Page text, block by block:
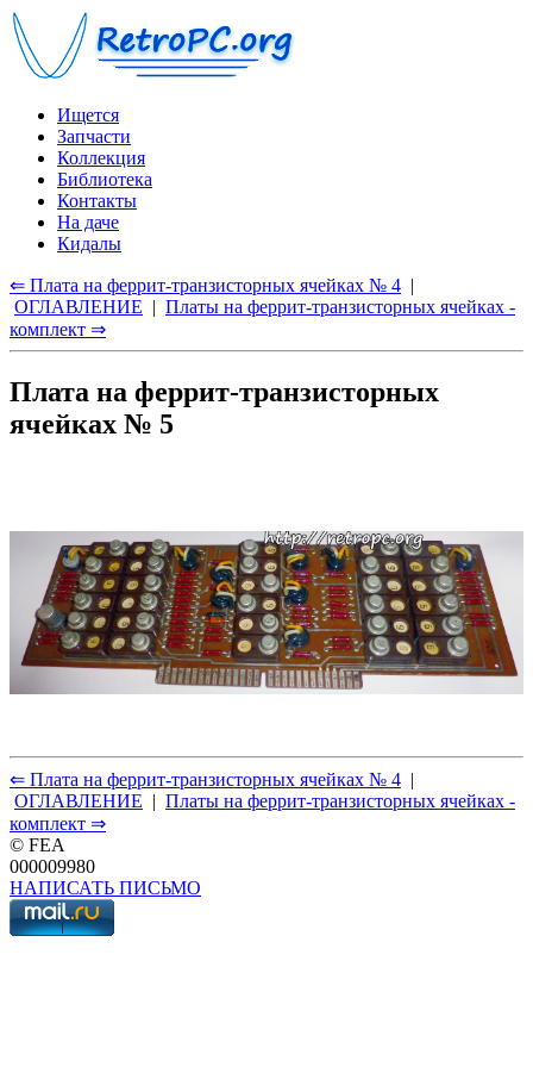
Ищется
Запчасти
Коллекция
Библиотека
Контакты
На даче
Кидалы
⇐ Плата на феррит-транзисторных ячейках № 4 |
ОГЛАВЛЕНИЕ | Платы на феррит-транзисторных ячейках -
комплект ⇒
Плата на феррит-транзисторных
ячейках № 5
⇐ Плата на феррит-транзисторных ячейках № 4 |
ОГЛАВЛЕНИЕ | Платы на феррит-транзисторных ячейках -
комплект ⇒
© FEA
000009980
НАПИСАТЬ ПИСЬМО